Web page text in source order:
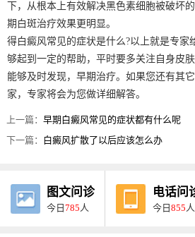
下，从根本上有效解决黑色素细胞被破坏
期白斑治疗效果更明显。
得白癜风常见的症状是什么?以上就是专家
够起到一定的帮助，平时要多关注自身皮
能够及时发现，早期治疗。如果您还有其
家，专家将会为您做详细解答。
上一篇：早期白癜风常见的症状都有什么呢
下一篇： 白癜风扩散了以后应该怎么办
图文问诊
今日785 人
电话问
今日855 人